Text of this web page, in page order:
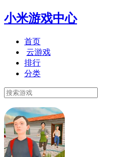
小米游戏中心
首页
云游戏
排行
分类